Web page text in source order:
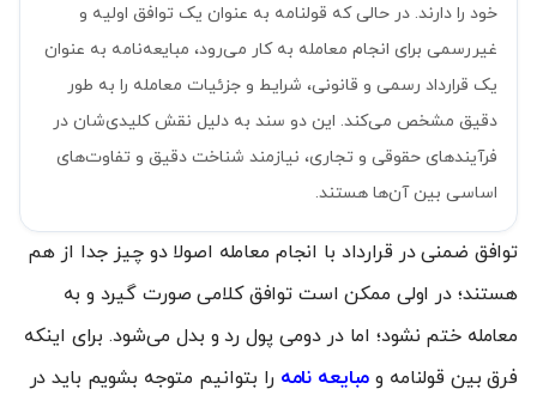
خود را دارند. در حالی که قولنامه به عنوان یک توافق اولیه و
غیررسمی برای انجام معامله به کار می‌رود، مبایعه‌نامه به عنوان
یک قرارداد رسمی و قانونی، شرایط و جزئیات معامله را به طور
دقیق مشخص می‌کند. این دو سند به دلیل نقش کلیدی‌شان در
فرآیندهای حقوقی و تجاری، نیازمند شناخت دقیق و تفاوت‌های
اساسی بین آن‌ها هستند.
توافق ضمنی در قرارداد با انجام معامله اصولا دو چیز جدا از هم
هستند؛ در اولی ممکن است توافق کلامی صورت گیرد و به
معامله ختم نشود؛ اما در دومی پول رد و بدل می‌شود. برای اینکه
فرق بین قولنامه و مبایعه نامه را بتوانیم متوجه بشویم باید در